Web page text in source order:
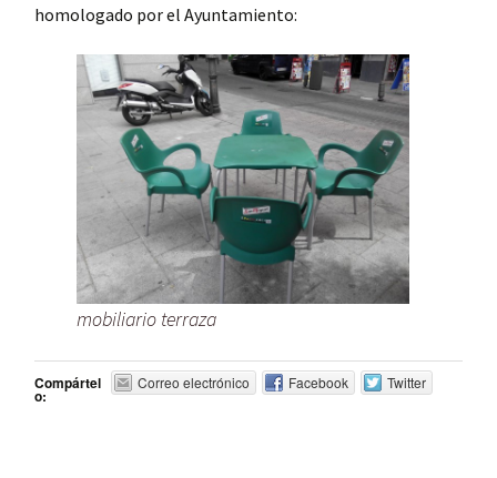
homologado por el Ayuntamiento:
mobiliario terraza
Compártel
o:
Correo electrónico Facebook Twitter